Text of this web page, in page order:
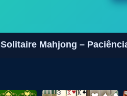
Solitaire Mahjong –